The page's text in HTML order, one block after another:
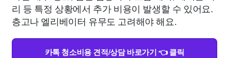
리 등 특정 상황에서 추가 비용이 발생할 수 있어요.
층고나 엘리베이터 유무도 고려해야 해요.
카톡 청소비용 견적/상담 바로가기 👈 클릭